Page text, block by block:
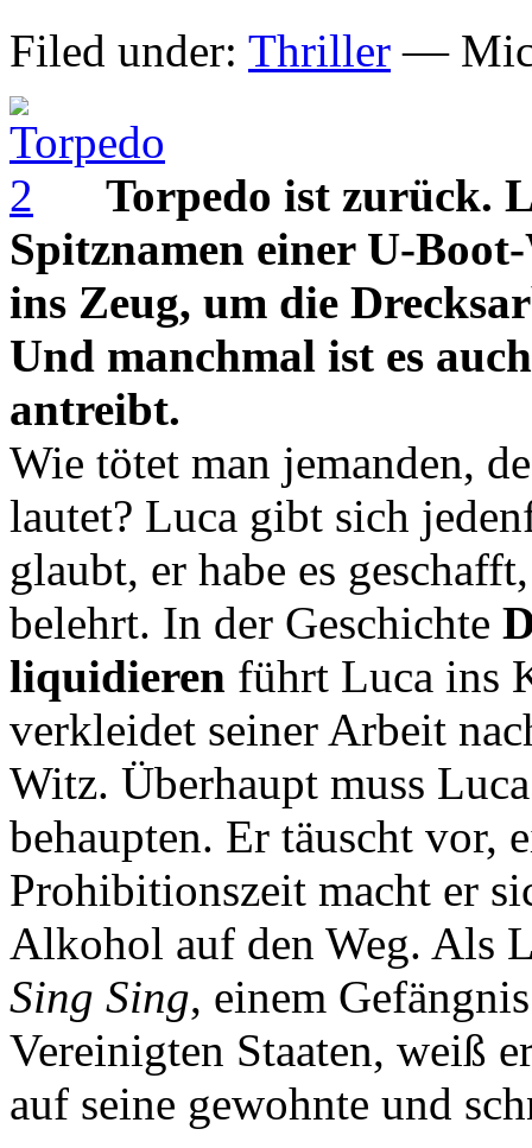
Filed under: Thriller —
Torpedo ist zurück.
Spitznamen einer U-
ins Zeug, um die
Und manchmal ist es
antreibt.
Wie tötet man jemanden,
lautet? Luca gibt sich
glaubt, er habe es
belehrt. In der Geschichte
liquidieren führt Luca ins
verkleidet seiner Arbeit
Witz. Überhaupt muss
behaupten. Er täuscht vor,
Prohibitionszeit macht er
Alkohol auf den Weg. Als
Sing Sing, einem
Vereinigten Staaten, weiß
auf seine gewohnte und